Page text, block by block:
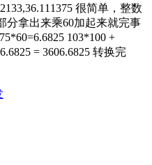
很简单，整数
分拿出来乘60加起来就完事
103*100 +
= 3606.6825 转换完